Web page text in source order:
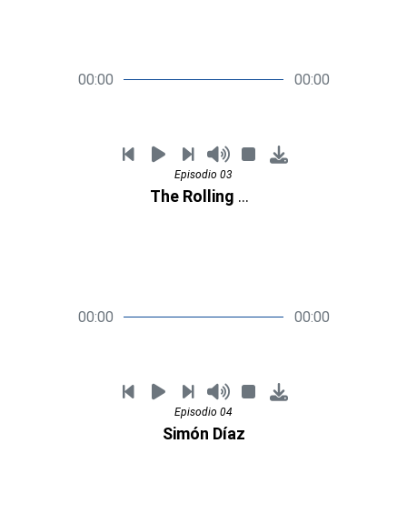
00:00 00:00
Episodio 03
The Rolling Stones
00:00 00:00
Episodio 04
Simón Díaz